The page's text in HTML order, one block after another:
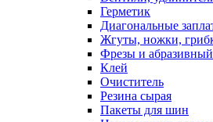
Герметик
Диагональные
Жгуты, ножки,
Фрезы и
Клей
Очиститель
Резина сырая
Пакеты для шин